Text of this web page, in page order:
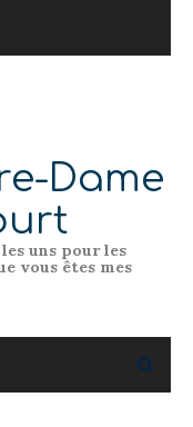
Dame
les uns pour les
vous êtes mes